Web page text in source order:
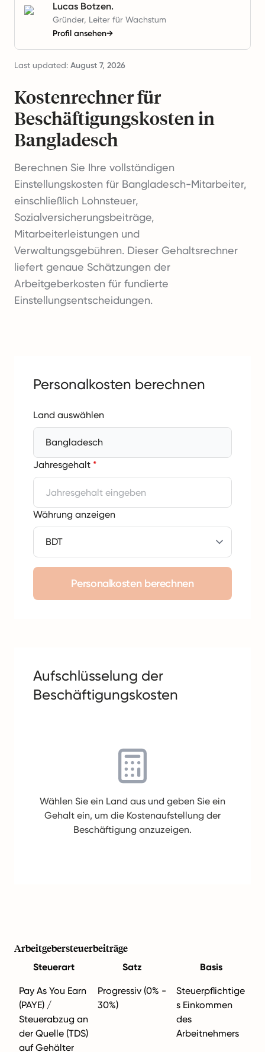
Lucas Botzen.
Gründer, Leiter für Wachstum
Profil ansehen→
Last updated: August 7, 2026
Kostenrechner für
Beschäftigungskosten in
Bangladesch
Berechnen Sie Ihre vollständigen
Einstellungskosten für Bangladesch-Mitarbeiter,
einschließlich Lohnsteuer,
Sozialversicherungsbeiträge,
Mitarbeiterleistungen und
Verwaltungsgebühren. Dieser Gehaltsrechner
liefert genaue Schätzungen der
Arbeitgeberkosten für fundierte
Einstellungsentscheidungen.
Personalkosten berechnen
Land auswählen
Bangladesch
Jahresgehalt *
Währung anzeigen
Personalkosten berechnen
Aufschlüsselung der
Beschäftigungskosten
Wählen Sie ein Land aus und geben Sie ein
Gehalt ein, um die Kostenaufstellung der
Beschäftigung anzuzeigen.
Arbeitgebersteuerbeiträge
Steuerart Satz Basis
Pay As You Earn
(PAYE) /
Steuerabzug an
der Quelle (TDS)
auf Gehälter
Progressiv (0% -
30%)
Steuerpflichtige
s Einkommen
des
Arbeitnehmers